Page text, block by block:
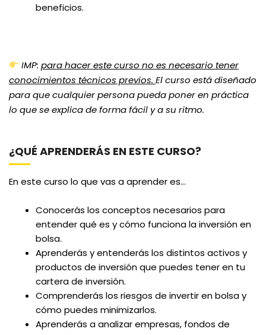
beneficios.
IMP:para hacer este curso no es necesario tener
conocimientos técnicos previos. El curso está diseñado
para que cualquier persona pueda poner en práctica
lo que se explica de forma fácil y a su ritmo.
¿QUÉ APRENDERÁS EN ESTE CURSO?
En este curso lo que vas a aprender es…
Conocerás los conceptos necesarios para
entender qué es y cómo funciona la inversión en
bolsa.
Aprenderás y entenderás los distintos activos y
productos de inversión que puedes tener en tu
cartera de inversión.
Comprenderás los riesgos de invertir en bolsa y
cómo puedes minimizarlos.
Aprenderás a analizar empresas, fondos de